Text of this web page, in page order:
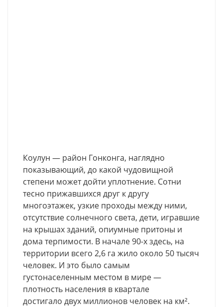
Коулун — район Гонконга, наглядно
показывающий, до какой чудовищной
степени может дойти уплотнение. Сотни
тесно прижавшихся друг к другу
многоэтажек, узкие проходы между ними,
отсутствие солнечного света, дети, игравшие
на крышах зданий, опиумные притоны и
дома терпимости. В начале 90-х здесь, на
территории всего 2,6 га жило около 50 тысяч
человек. И это было самым
густонаселенным местом в мире —
плотность населения в квартале
достигало двух миллионов человек на км².